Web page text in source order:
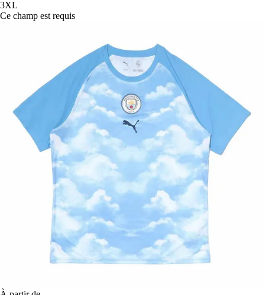
3XL
Ce champ est requis